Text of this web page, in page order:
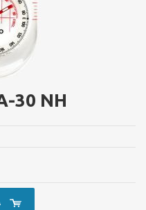
30 NH